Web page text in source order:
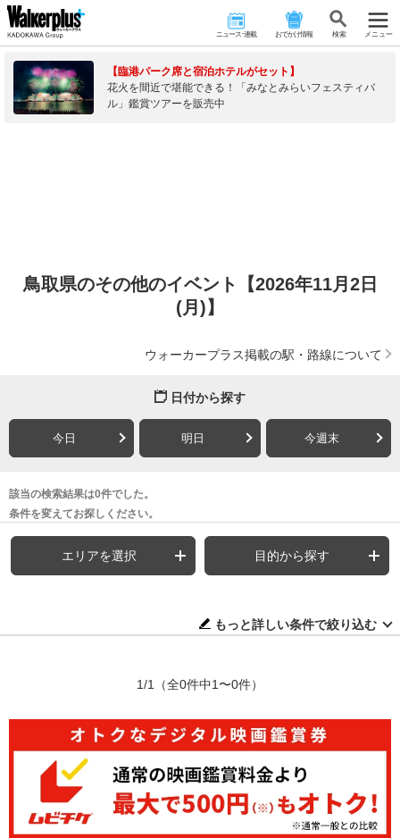
ニュース･連載 おでかけ情報 検 索 メニュー
【臨港パーク席と宿泊ホテルがセット】
花火を間近で堪能できる！「みなとみらいフェスティバ
ル」鑑賞ツアーを販売中
鳥取県のその他のイベント【2026年11月2日
(月)】
ウォーカープラス掲載の駅・路線について
日付から探す
今日 明日 今週末
該当の検索結果は0件でした。
条件を変えてお探しください。
エリアを選択 目的から探す
もっと詳しい条件で絞り込む
1/1 （全0件中1〜0件）